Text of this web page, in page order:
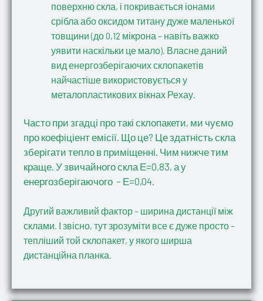
поверхню скла, і покривається іонами
срібла або оксидом титану дуже маленької
товщини (до 0,12 мікрона – навіть важко
уявити наскільки це мало). Власне даний
вид енергозберігаючих склопакетів
найчастіше використовується у
металопластикових вікнах Рехау.
Часто при згадці про такі склопакети, ми чуємо
про коефіціент емісії. Що це? Це здатність скла
зберігати тепло в приміщенні. Чим нижче тим
краще. У звичайного скла Е=0,83, а у
енергозберігаючого – Е=0,04.
Другий важливий фактор – ширина дистанції між
склами. І звісно, тут зрозуміти все є дуже просто –
тепліший той склопакет, у якого ширша
дистанційна планка.